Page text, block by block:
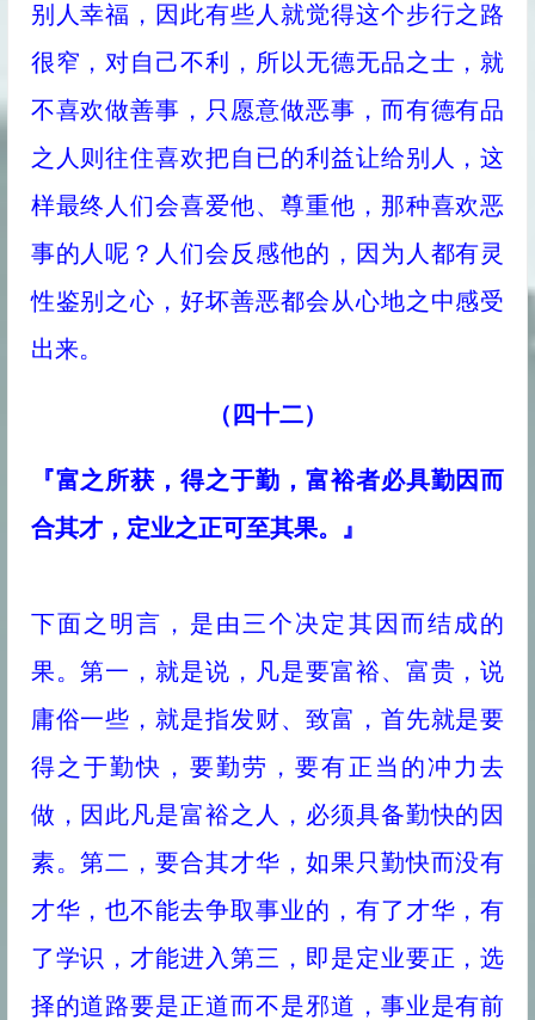
别人幸福，因此有些人就觉得这个步行之路
很窄，对自己不利，所以无德无品之士，就
不喜欢做善事，只愿意做恶事，而有德有品
之人则往住喜欢把自已的利益让给别人，这
样最终人们会喜爱他、尊重他，那种喜欢恶
事的人呢？人们会反感他的，因为人都有灵
性鉴别之心，好坏善恶都会从心地之中感受
出来。
（四十二）
『富之所获，得之于勤，富裕者必具勤因而
合其才，定业之正可至其果。』
下面之明言，是由三个决定其因而结成的
果。第一，就是说，凡是要富裕、富贵，说
庸俗一些，就是指发财、致富，首先就是要
得之于勤快，要勤劳，要有正当的冲力去
做，因此凡是富裕之人，必须具备勤快的因
素。第二，要合其才华，如果只勤快而没有
才华，也不能去争取事业的，有了才华，有
了学识，才能进入第三，即是定业要正，选
择的道路要是正道而不是邪道，事业是有前